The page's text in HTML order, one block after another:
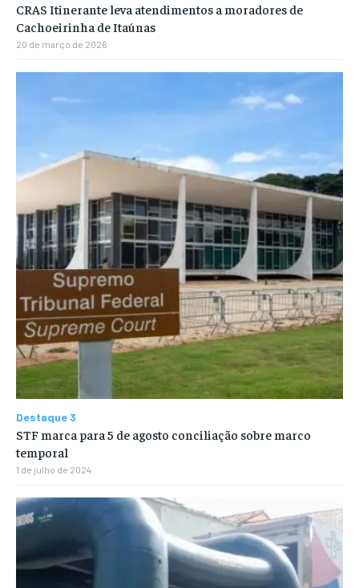
CRAS Itinerante leva atendimentos a moradores de
Cachoeirinha de Itaúnas
20 de março de 2026
Destaque 3
STF marca para 5 de agosto conciliação sobre marco
temporal
1 de julho de 2024